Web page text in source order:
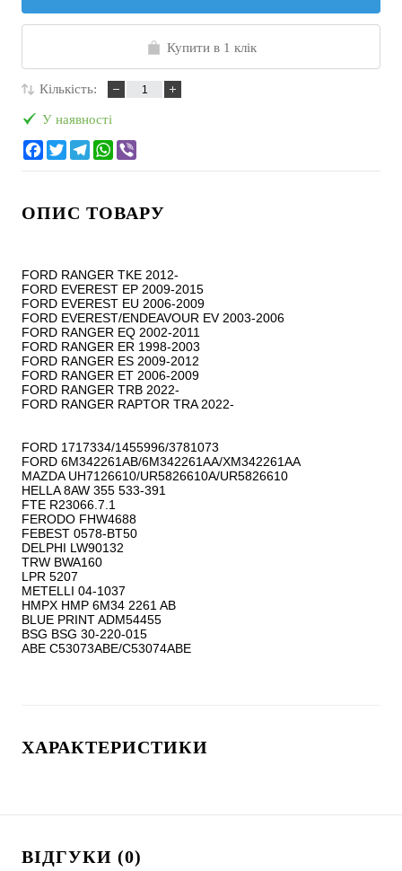
Купити в 1 клік
Кількість:
У наявності
ОПИС ТОВАРУ
FORD RANGER TKE 2012-
FORD EVEREST EP 2009-2015
FORD EVEREST EU 2006-2009
FORD EVEREST/ENDEAVOUR EV 2003-2006
FORD RANGER EQ 2002-2011
FORD RANGER ER 1998-2003
FORD RANGER ES 2009-2012
FORD RANGER ET 2006-2009
FORD RANGER TRB 2022-
FORD RANGER RAPTOR TRA 2022-
FORD 1717334/1455996/3781073
FORD 6M342261AB/6M342261AA/XM342261AA
MAZDA UH7126610/UR5826610A/UR5826610
HELLA 8AW 355 533-391
FTE R23066.7.1
FERODO FHW4688
FEBEST 0578-BT50
DELPHI LW90132
TRW BWA160
LPR 5207
METELLI 04-1037
HMPX HMP 6M34 2261 AB
BLUE PRINT ADM54455
BSG BSG 30-220-015
ХАРАКТЕРИСТИКИ
ВІДГУКИ (0)